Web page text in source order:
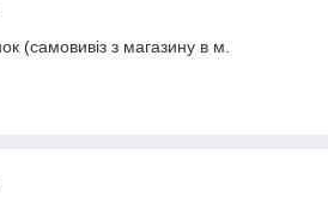
(самовивіз з магазину в м.